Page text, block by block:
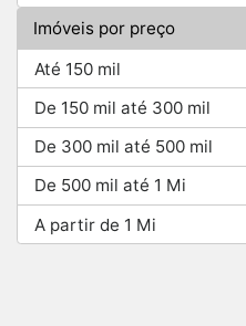
Imóveis por preço
Até 150 mil
De 150 mil até 300 mil
De 300 mil até 500 mil
De 500 mil até 1 Mi
A partir de 1 Mi